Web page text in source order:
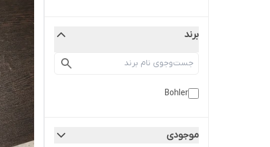
برند
Bohler
موجودی